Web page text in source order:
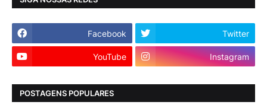
Facebook Twitter
YouTube Instagram
POSTAGENS POPULARES